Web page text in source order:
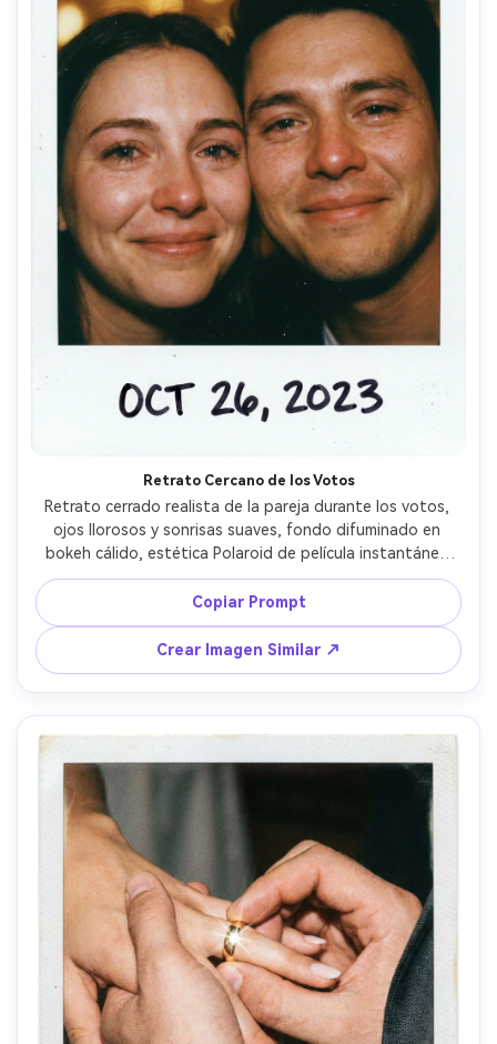
Retrato Cercano de los Votos
Retrato cerrado realista de la pareja durante los votos,
ojos llorosos y sonrisas suaves, fondo difuminado en
bokeh cálido, estética Polaroid de película instantánea
con marco blanco limpio y motas de polvo sutiles, flash en
cámara para sensación clásica de recepción, poros
naturales y textura de piel realista, tomada con 85mm
f/1.4, encuadre íntimo, gradación cálida nostálgica,
iluminación cinematográfica suave --ar 4:5
Copiar Prompt
Crear Imagen Similar ↗